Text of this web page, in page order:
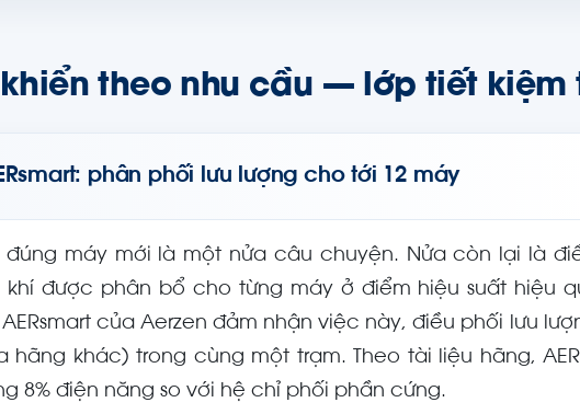
theo nhu cầu — lớp tiết kiệm
phân phối lưu lượng cho tới 12 máy
đúng máy mới là một nửa câu chuyện. Nửa còn lại là
khí được phân bổ cho từng máy ở điểm hiệu suất hiệu
của Aerzen đảm nhận việc này, điều phối lưu
hãng khác) trong cùng một trạm. Theo tài liệu hãng,
8% điện năng so với hệ chỉ phối phần cứng.